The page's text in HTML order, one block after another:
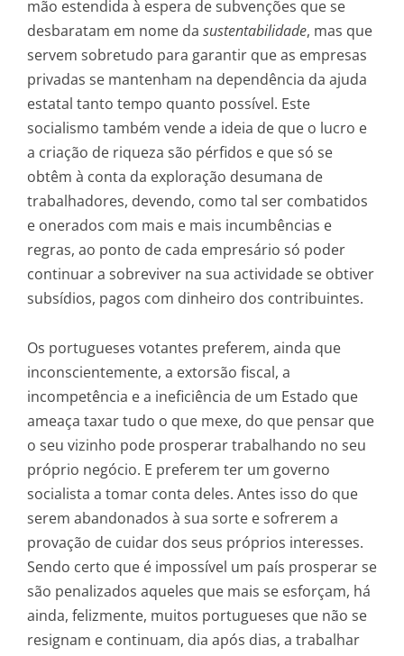
mão estendida à espera de subvenções que se
desbaratam em nome da sustentabilidade, mas que
servem sobretudo para garantir que as empresas
privadas se mantenham na dependência da ajuda
estatal tanto tempo quanto possível. Este
socialismo também vende a ideia de que o lucro e
a criação de riqueza são pérfidos e que só se
obtêm à conta da exploração desumana de
trabalhadores, devendo, como tal ser combatidos
e onerados com mais e mais incumbências e
regras, ao ponto de cada empresário só poder
continuar a sobreviver na sua actividade se obtiver
subsídios, pagos com dinheiro dos contribuintes.
Os portugueses votantes preferem, ainda que
inconscientemente, a extorsão fiscal, a
incompetência e a ineficiência de um Estado que
ameaça taxar tudo o que mexe, do que pensar que
o seu vizinho pode prosperar trabalhando no seu
próprio negócio. E preferem ter um governo
socialista a tomar conta deles. Antes isso do que
serem abandonados à sua sorte e sofrerem a
provação de cuidar dos seus próprios interesses.
Sendo certo que é impossível um país prosperar se
são penalizados aqueles que mais se esforçam, há
ainda, felizmente, muitos portugueses que não se
resignam e continuam, dia após dias, a trabalhar